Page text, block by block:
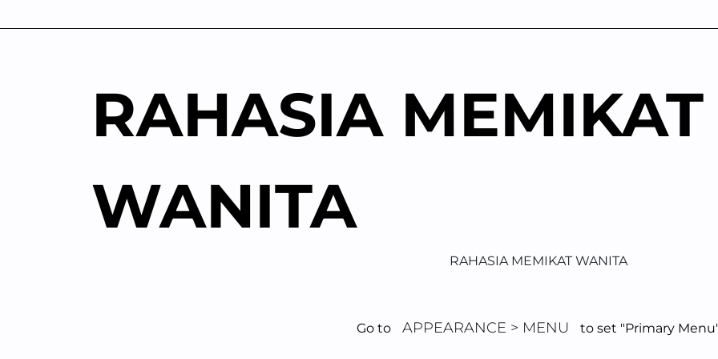
to
RAHASIA MEMIKAT
WANITA
RAHASIA MEMIKAT WANITA
Go to APPEARANCE > MENU to set "Primary